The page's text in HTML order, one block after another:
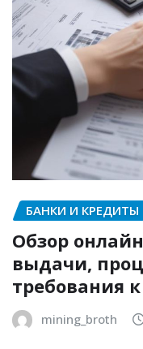
БАНКИ И КРЕДИТЫ
Обзор
выдачи,
требования
mining_broth